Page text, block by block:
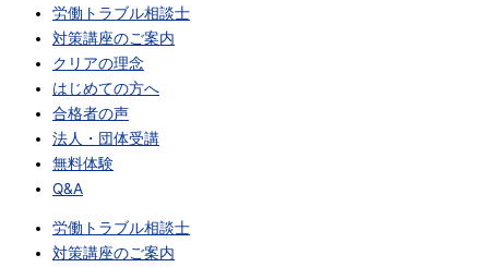
労働トラブル相談士
対策講座のご案内
クリアの理念
はじめての方へ
合格者の声
法人・団体受講
無料体験
Q&A
労働トラブル相談士
対策講座のご案内